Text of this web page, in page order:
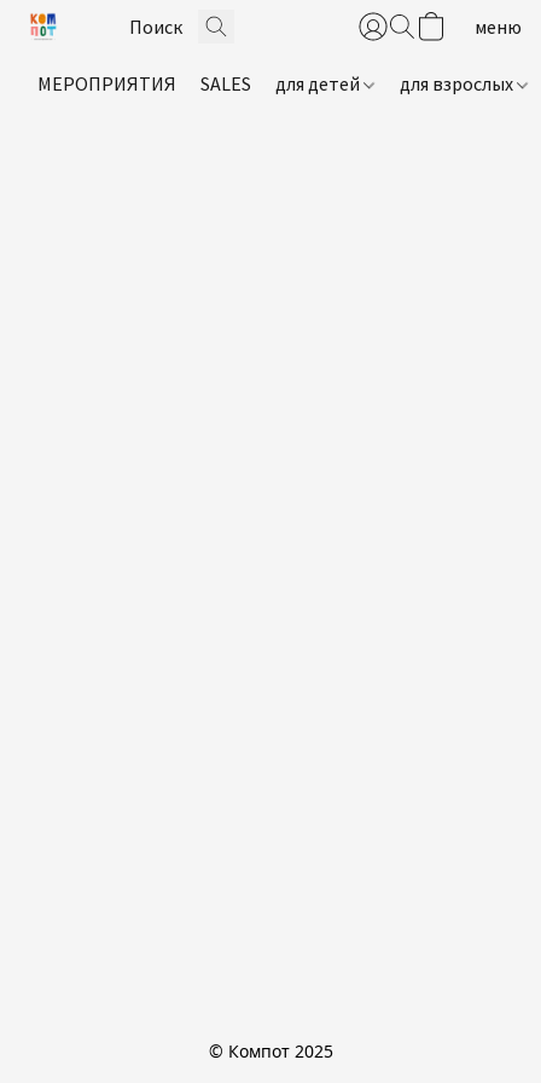
МЕРОПРИЯТИЯ SALES для детей для взрослых
© Компот 2025